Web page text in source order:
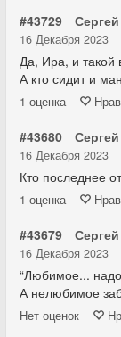
#43729
16 Декабря 2023
Да, Ира, и такой
А кто сидит и
1 оценка
#43680
16 Декабря 2023
Кто последнее
1 оценка
#43679
16 Декабря 2023
“Любимое...
А нелюбимое
Нет оценок